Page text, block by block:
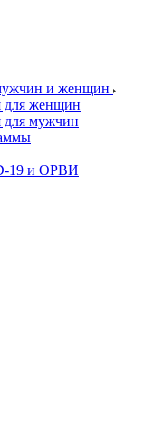
и женщин
для женщин
для мужчин
19 и ОРВИ